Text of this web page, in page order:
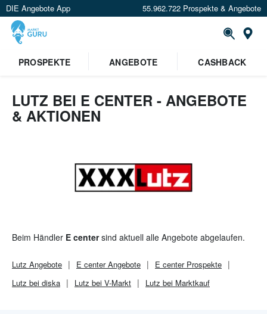
DIE Angebote App 55.962.722 Prospekte & Angebote
Standort festlegen
PROSPEKTE ANGEBOTE CASHBACK
LUTZ BEI E CENTER - ANGEBOTE
& AKTIONEN
Beim Händler E centersind aktuell alle Angebote abgelaufen.
Lutz Angebote E centerAngebote E centerProspekte
Lutz bei diska
Lutz bei V-Markt Lutz bei Marktkauf